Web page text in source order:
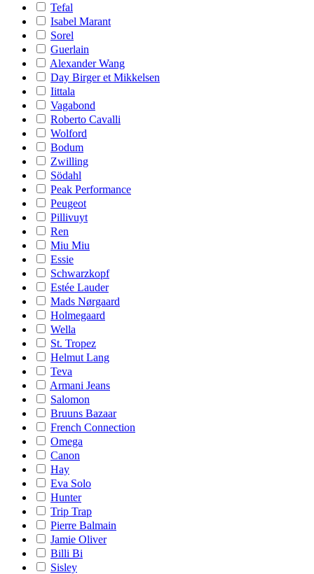
Tefal
Isabel Marant
Sorel
Guerlain
Alexander Wang
Day Birger et Mikkelsen
Iittala
Vagabond
Roberto Cavalli
Wolford
Bodum
Zwilling
Södahl
Peak Performance
Peugeot
Pillivuyt
Ren
Miu Miu
Essie
Schwarzkopf
Estée Lauder
Mads Nørgaard
Holmegaard
Wella
St. Tropez
Helmut Lang
Teva
Armani Jeans
Salomon
Bruuns Bazaar
French Connection
Omega
Canon
Hay
Eva Solo
Hunter
Trip Trap
Pierre Balmain
Jamie Oliver
Billi Bi
Sisley